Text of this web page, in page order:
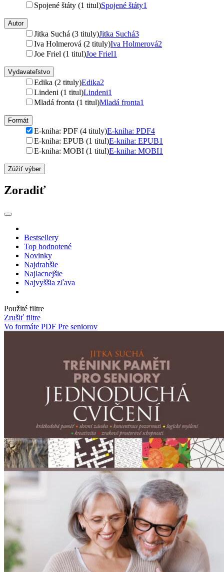
Spojené štáty (1 titul)Spojené štáty1
Autor
Jitka Suchá (3 tituly)Jitka Suchá3
Iva Holmerová (2 tituly)Iva Holmerová2
Joe Friel (1 titul)Joe Friel1
Vydavateľstvo
Edika (2 tituly)Edika2
Lindeni (1 titul)Lindeni1
Mladá fronta (1 titul)Mladá fronta1
Formát
E-kniha: PDF (4 tituly)E-kniha: PDF4
E-kniha: EPUB (1 titul)E-kniha: EPUB1
E-kniha: MOBI (1 titul)E-kniha: MOBI1
Zúžiť výber
Zoradiť
Bestsellery
Top hodnotené
Novinky
Najdrahšie
Najlacnejšie
Najvyššia zľava
Použité filtre
Zrušiť filtre
Vo formáte PDF Pre seniorov